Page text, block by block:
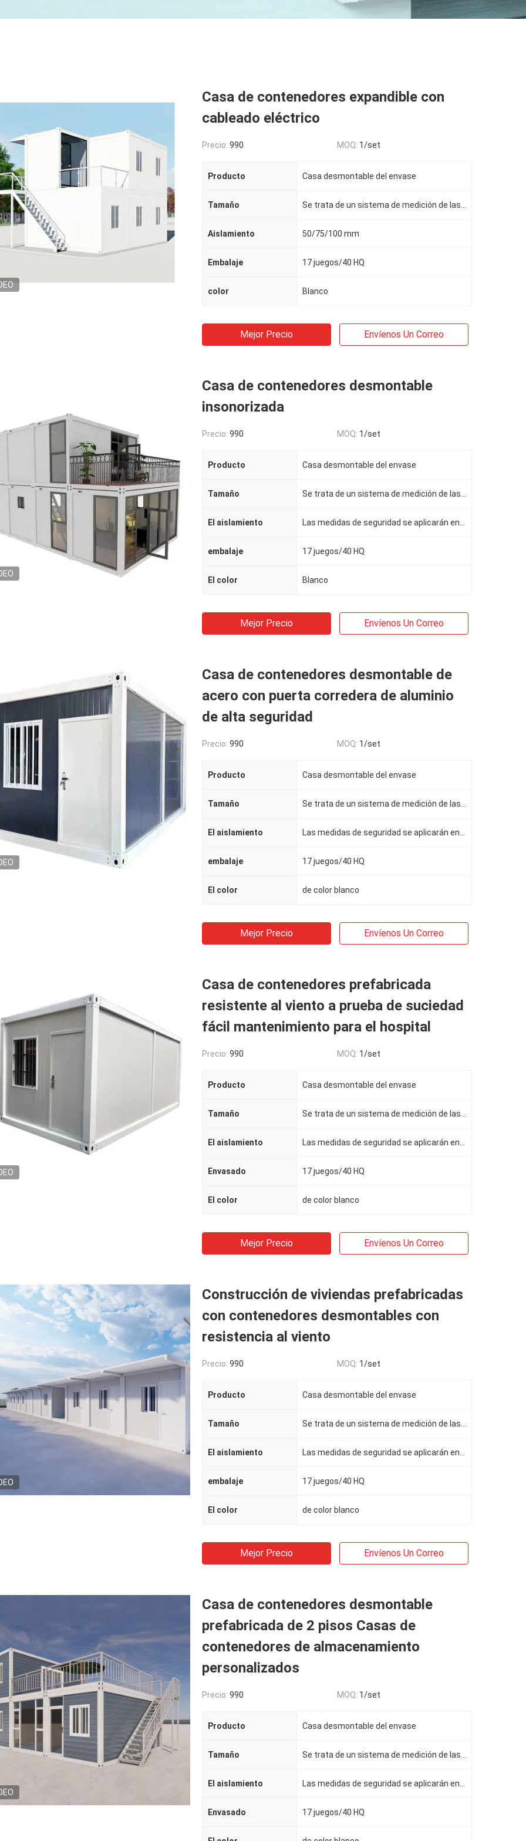
Casa de contenedores expandible con
cableado eléctrico
Precio: 990 MOQ: 1/set
Producto Casa desmontable del envase
Tamaño
Aislamiento 50/75/100 mm
Embalaje 17 juegos/40 HQ
color Blanco
Mejor Precio Envíenos Un Correo
Casa de contenedores desmontable
insonorizada
Precio: 990 MOQ: 1/set
Producto Casa desmontable del envase
Tamaño
El aislamiento
embalaje 17 juegos/40 HQ
El color Blanco
Mejor Precio Envíenos Un Correo
Casa de contenedores desmontable de
acero con puerta corredera de aluminio
de alta seguridad
Precio: 990 MOQ: 1/set
Producto Casa desmontable del envase
Tamaño
El aislamiento
embalaje 17 juegos/40 HQ
El color de color blanco
Mejor Precio Envíenos Un Correo
Casa de contenedores prefabricada
resistente al viento a prueba de suciedad
fácil mantenimiento para el hospital
Precio: 990 MOQ: 1/set
Producto Casa desmontable del envase
Tamaño
El aislamiento
Envasado 17 juegos/40 HQ
El color de color blanco
Mejor Precio Envíenos Un Correo
Construcción de viviendas prefabricadas
con contenedores desmontables con
resistencia al viento
Precio: 990 MOQ: 1/set
Producto Casa desmontable del envase
Tamaño
El aislamiento
embalaje 17 juegos/40 HQ
El color de color blanco
Mejor Precio Envíenos Un Correo
Casa de contenedores desmontable
prefabricada de 2 pisos Casas de
contenedores de almacenamiento
personalizados
Precio: 990 MOQ: 1/set
Producto Casa desmontable del envase
Tamaño
El aislamiento
Envasado 17 juegos/40 HQ